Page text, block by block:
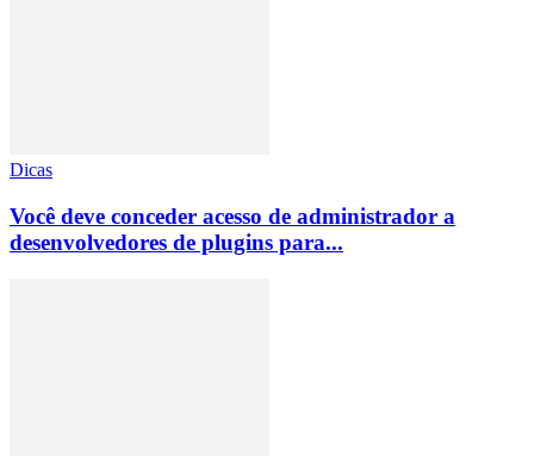
Dicas
Você deve conceder acesso de administrador a
desenvolvedores de plugins para...